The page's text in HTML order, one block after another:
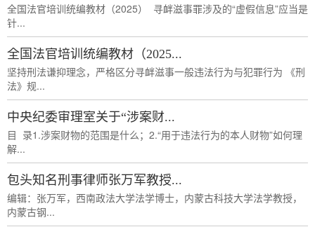
全国法官培训统编教材（2025） 寻衅滋事罪涉及的“虚假信息”应当是
针...
全国法官培训统编教材（2025...
坚持刑法谦抑理念，严格区分寻衅滋事一般违法行为与犯罪行为 《刑
法》规...
中央纪委审理室关于“涉案财...
目 录1.涉案财物的范围是什么；2.“用于违法行为的本人财物”如何理
解...
包头知名刑事律师张万军教授...
编辑：张万军，西南政法大学法学博士，内蒙古科技大学法学教授，
内蒙古钢...